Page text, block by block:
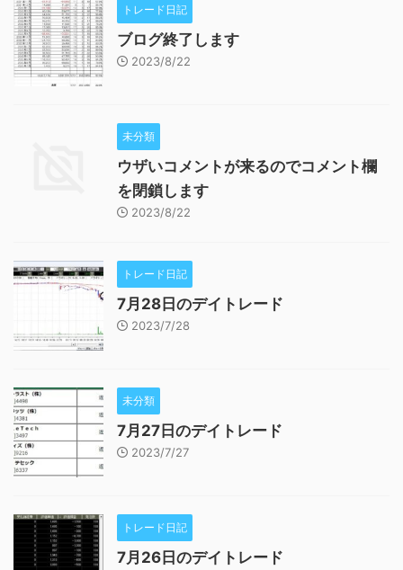
トレード日記
ブログ終了します
2023/8/22
未分類
ウザいコメントが来るのでコメント欄
を閉鎖します
2023/8/22
トレード日記
7月28日のデイトレード
2023/7/28
未分類
7月27日のデイトレード
2023/7/27
トレード日記
7月26日のデイトレード